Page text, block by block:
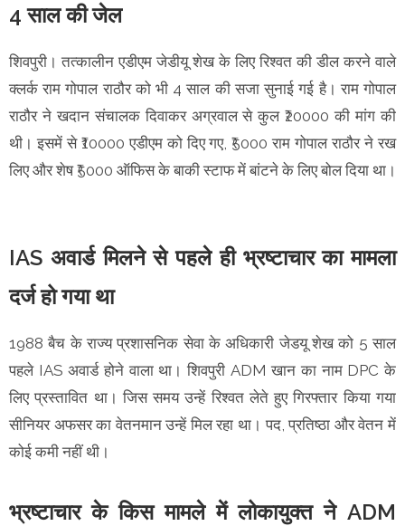
4 साल की जेल
शिवपुरी। तत्कालीन एडीएम जेडीयू शेख के लिए रिश्वत की डील करने वाले
क्लर्क राम गोपाल राठौर को भी 4 साल की सजा सुनाई गई है। राम गोपाल
राठौर ने खदान संचालक दिवाकर अग्रवाल से कुल ₹20000 की मांग की
थी। इसमें से ₹10000 एडीएम को दिए गए, ₹5000 राम गोपाल राठौर ने रख
लिए और शेष ₹5000 ऑफिस के बाकी स्टाफ में बांटने के लिए बोल दिया था।
IAS अवार्ड मिलने से पहले ही भ्रष्टाचार का मामला
दर्ज हो गया था
1988 बैच के राज्य प्रशासनिक सेवा के अधिकारी जेडयू शेख को 5 साल
पहले IAS अवार्ड होने वाला था। शिवपुरी ADM खान का नाम DPC के
लिए प्रस्तावित था। जिस समय उन्हें रिश्वत लेते हुए गिरफ्तार किया गया
सीनियर अफसर का वेतनमान उन्हें मिल रहा था। पद, प्रतिष्ठा और वेतन में
कोई कमी नहीं थी।
भ्रष्टाचार के किस मामले में लोकायुक्त ने ADM